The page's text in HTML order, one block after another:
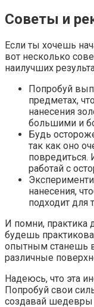
Советы и
Если ты хочешь
вот несколько
наилучших
Попробуй
предметах,
нанесения
большими и
Будь
так как оно
повредиться.
работай с
нанесения,
подходит для
И помни, практика
будешь
опытным станешь в
различные
Надеюсь, что эта
Попробуй свои
создавай шедевры